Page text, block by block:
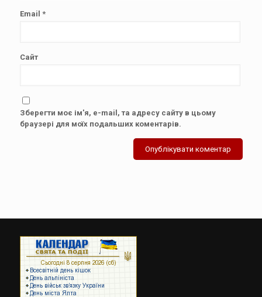
Email *
Сайт
Зберегти моє ім'я, e-mail, та адресу сайту в цьому
браузері для моїх подальших коментарів.